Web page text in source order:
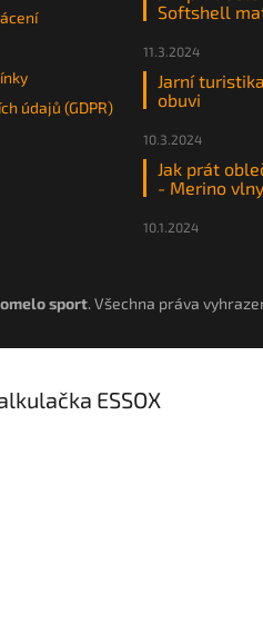
údajů (GDPR)
Softshell
11.3.2024
Jarní
obuvi
10.3.2024
Jak prát
- Merino vlny
10.1.2024
sport. Všechna práva
ESSOX